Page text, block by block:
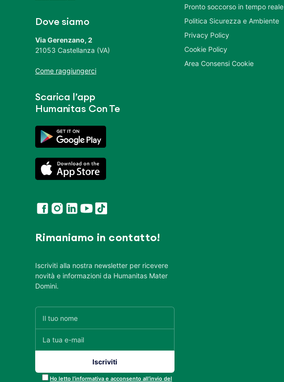
Dove siamo
Via Gerenzano, 2
21053 Castellanza (VA)
Come raggiungerci
Scarica l’app
Humanitas Con Te
Rimaniamo in contatto!
Iscriviti alla nostra newsletter per ricevere
novità e informazioni da Humanitas Mater
Domini.
Ho letto l’informativa e acconsento all’invio del
Pronto soccorso in tempo reale
Politica Sicurezza e Ambiente
Privacy Policy
Cookie Policy
Area Consensi Cookie